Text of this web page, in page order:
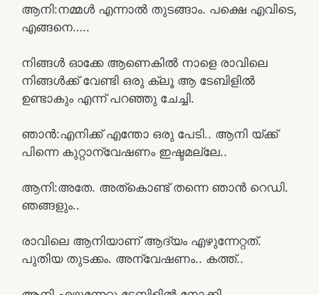
ആനി:നമ്മൾ എന്നാൽ തുടങ്ങാം. പക്ഷെ എവിടെ,
എങ്ങനെ…..
നിങ്ങൾ ഓക്കേ ആണെകിൽ നാളെ രാവിലെ
നിങ്ങൾക്ക് വേണ്ടി ഒരു ക്ലൂ ആ ടേബിളിൽ
ഉണ്ടാകും എന്ന് പറഞ്ഞു ചേച്ചി.
ഞാൻ:എനിക്ക് എന്തോ ഒരു പേടി.. ആനി യ്ക്ക്
പിന്നെ കുറ്റാന്വേഷണം ഇഷ്ടമല്ലേ..
ആനി:അതേ. അത്കൊണ്ട് തന്നെ ഞാൻ റെഡി.
ഞങ്ങളും..
രാവിലെ ആനിയാണ് ആദ്യം എഴുന്നേറ്റത്.
പുതിയ തുടക്കം. അന്വേഷണം.. കത്ത്..